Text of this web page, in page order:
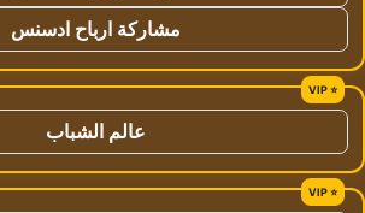
مشاركة ارباح ادسنس
عالم الشباب